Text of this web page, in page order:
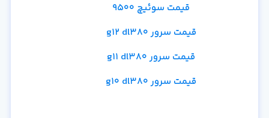
قیمت سوئیچ 9500
قیمت سرور g12 dl380
قیمت سرور g11 dl380
قیمت سرور g10 dl380